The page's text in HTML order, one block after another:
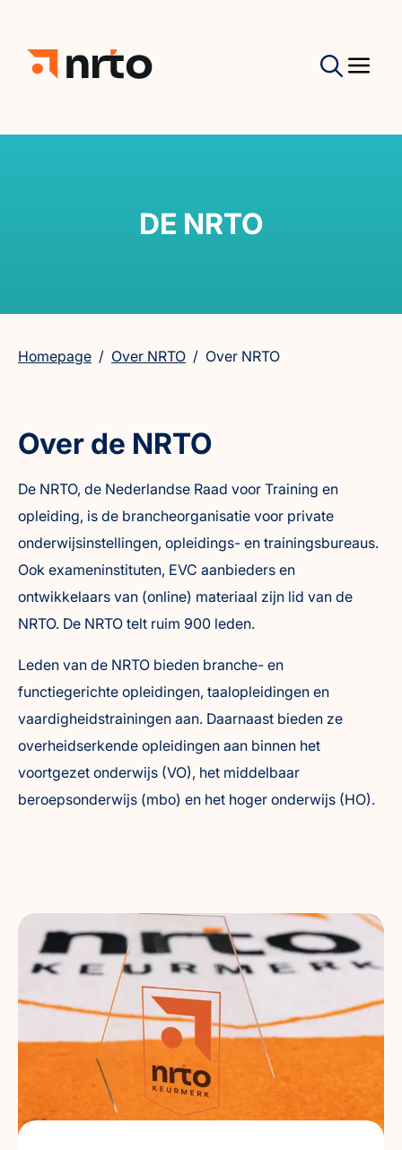
DE NRTO
Homepage / Over NRTO / Over NRTO
Over de NRTO
De NRTO, de Nederlandse Raad voor Training en
opleiding, is de brancheorganisatie voor private
onderwijsinstellingen, opleidings- en trainingsbureaus.
Ook exameninstituten, EVC aanbieders en
ontwikkelaars van (online) materiaal zijn lid van de
NRTO. De NRTO telt ruim 900 leden.
Leden van de NRTO bieden branche- en
functiegerichte opleidingen, taalopleidingen en
vaardigheidstrainingen aan. Daarnaast bieden ze
overheidserkende opleidingen aan binnen het
voortgezet onderwijs (VO), het middelbaar
beroepsonderwijs (mbo) en het hoger onderwijs (HO).